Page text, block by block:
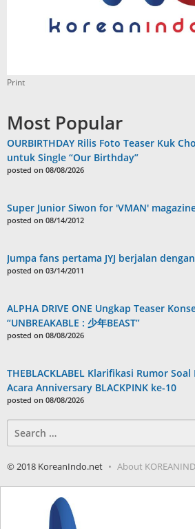
Print
Most Popular
OURBIRTHDAY Rilis Foto Teaser Kuk
untuk Single “Our Birthday”
posted on 08/08/2026
Super Junior Siwon for 'VMAN'
posted on 08/14/2012
Jumpa fans pertama JYJ berjalan
posted on 03/14/2011
ALPHA DRIVE ONE Ungkap Teaser
“UNBREAKABLE : 少年BEAST”
posted on 08/08/2026
THEBLACKLABEL Klarifikasi Rumor
Acara Anniversary BLACKPINK ke-10
posted on 08/08/2026
for:
© 2018 KoreanIndo.net About